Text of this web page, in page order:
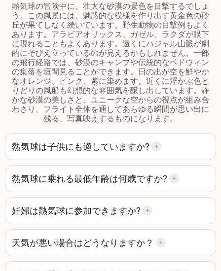
熱気球の冒険中に、壮大な砂漠の景色を目撃するでしょ
う。この風景には、魅惑的な模様を作り出す黄金色の砂
丘が果てしなく続いています。野生動物の目撃例もよく
あります。アラビアオリックス、ガゼル、ラクダが眼下
に現れることもよくあります。遠くにハジャル山脈が劇
的にそびえ立っているのが見えるかもしれません。一部
の飛行経路では、砂漠のキャンプや伝統的なベドウィン
の集落を垣間見ることができます。日の出が空を鮮やか
なオレンジ、ピンク、紫に染めます。近くに浮かぶ色と
りどりの風船も幻想的な雰囲気を醸し出しています。静
かな砂漠の美しさと、ユニークな空からの視点が組み合
わさり、フライト全体を通してあらゆる瞬間が思い出に
残る、写真映えするものになります。
熱気球は子供にも適していますか?
熱気球に乗れる最低年齢は何歳ですか?
妊婦は熱気球に参加できますか?
天気が悪い場合はどうなりますか？